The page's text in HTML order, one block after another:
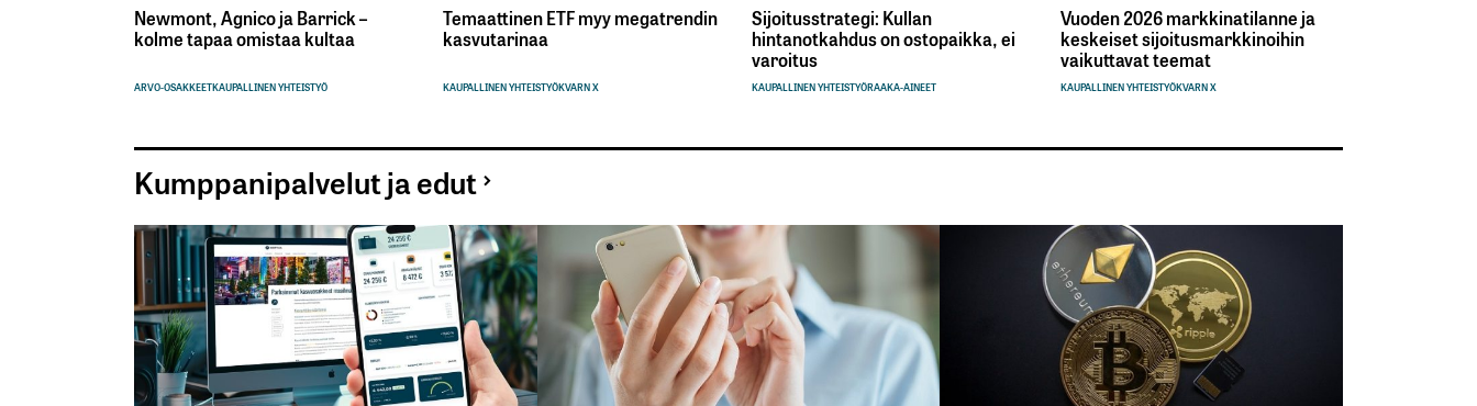
Newmont, Agnico ja Barrick –
kolme tapaa omistaa kultaa
ARVO-OSAKKEETKAUPALLINEN YHTEISTYÖ
Temaattinen ETF myy megatrendin
kasvutarinaa
KAUPALLINEN YHTEISTYÖKVARN X
Sijoitusstrategi: Kullan
hintanotkahdus on ostopaikka, ei
varoitus
KAUPALLINEN YHTEISTYÖRAAKA-AINEET
Vuoden 2026 markkinatilanne ja
keskeiset sijoitusmarkkinoihin
vaikuttavat teemat
KAUPALLINEN YHTEISTYÖKVARN X
Kumppanipalvelut ja edut